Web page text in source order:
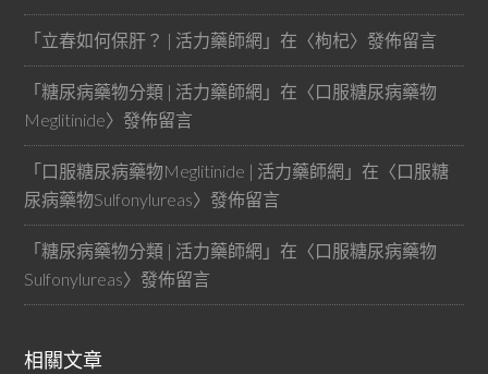
「立春如何保肝？ | 活力藥師網 」在〈枸杞〉發佈留言
「糖尿病藥物分類 | 活力藥師網 」在〈口服糖尿病藥物
Meglitinide〉發佈留言
「口服糖尿病藥物Meglitinide | 活力藥師網 」在〈口服糖
尿病藥物Sulfonylureas〉發佈留言
「糖尿病藥物分類 | 活力藥師網 」在〈口服糖尿病藥物
Sulfonylureas〉發佈留言
相關文章